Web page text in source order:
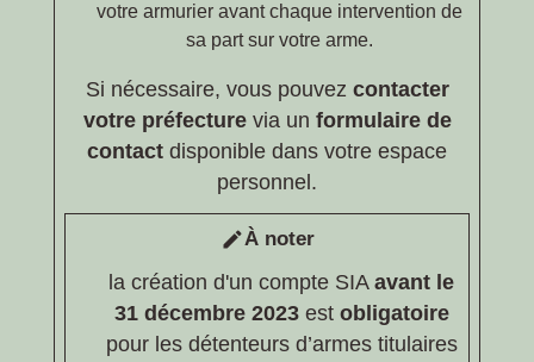
votre armurier avant chaque intervention de
sa part sur votre arme.
Si nécessaire, vous pouvez contacter
votre préfecturevia un formulaire de
contact disponible dans votre espace
personnel.
editÀ noter
la création d'un compte SIA avant le
31 décembre 2023est obligatoire
pour les détenteurs d’armes titulaires